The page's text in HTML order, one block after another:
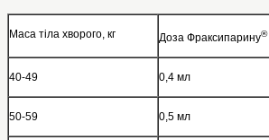
Маса тіла хворого, кг Доза Фраксипарину®
40-49 0,4 мл
50-59 0,5 мл